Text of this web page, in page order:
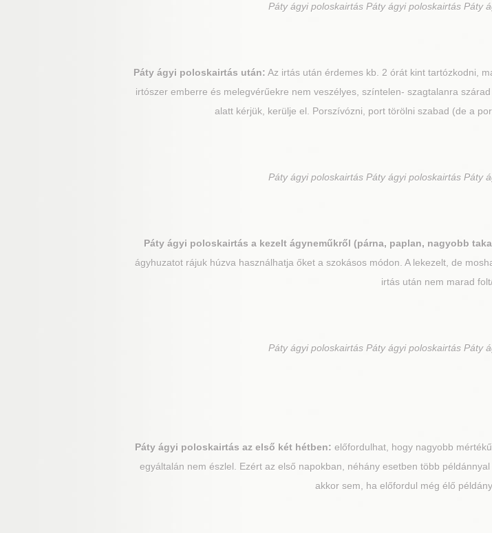
Pátyágyi poloskairtás Páty ágyi poloskairtás Páty
Páty ágyi poloskairtás után: Az irtás után érdemes kb. 2 órát kint tartózkodni,
irtószer emberre és melegvérűekre nem veszélyes, színtelen- szagtalanra
alatt kérjük, kerülje el. Porszívózni, port törölni szabad (de a
Pátyágyi poloskairtás Páty ágyi poloskairtás Páty
Páty ágyi poloskairtás a kezelt ágyneműkről (párna, paplan, nagyobb
ágyhuzatot rájuk húzva használhatja őket a szokásos módon. A lekezelt, de
irtás után nem marad
Pátyágyi poloskairtás Páty ágyi poloskairtás Páty
Páty ágyi poloskairtás az első két hétben: előfordulhat, hogy nagyobb
egyáltalán nem észlel. Ezért az első napokban, néhány esetben több
akkor sem, ha előfordul még élő